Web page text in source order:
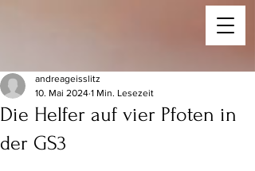
Die Helfer auf vier Pfoten in
der GS3
andreageisslitz
10. Mai 2024 1 Min. Lesezeit